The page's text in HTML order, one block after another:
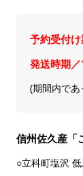
予約受付
発送時期
(期間内で
信州佐久産「
○立科町塩沢